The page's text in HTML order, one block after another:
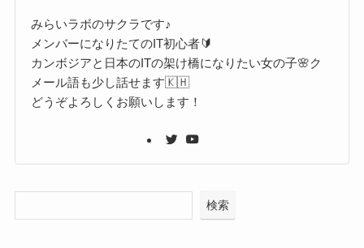
みらいラボのサクラです♪
メンバーになりたてのIT初心者🔰
カンボジアと日本のITの架け橋になりたい女の子🌸ク
メール語も少し話せます🇰🇭
どうぞよろしくお願いします！
検索